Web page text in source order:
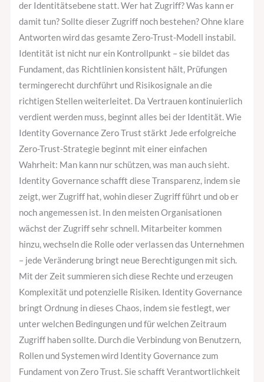
der Identitätsebene statt. Wer hat Zugriff? Was kann er
damit tun? Sollte dieser Zugriff noch bestehen? Ohne klare
Antworten wird das gesamte Zero-Trust-Modell instabil.
Identität ist nicht nur ein Kontrollpunkt – sie bildet das
Fundament, das Richtlinien konsistent hält, Prüfungen
termingerecht durchführt und Risikosignale an die
richtigen Stellen weiterleitet. Da Vertrauen kontinuierlich
verdient werden muss, beginnt alles bei der Identität. Wie
Identity Governance Zero Trust stärkt Jede erfolgreiche
Zero-Trust-Strategie beginnt mit einer einfachen
Wahrheit: Man kann nur schützen, was man auch sieht.
Identity Governance schafft diese Transparenz, indem sie
zeigt, wer Zugriff hat, wohin dieser Zugriff führt und ob er
noch angemessen ist. In den meisten Organisationen
wächst der Zugriff sehr schnell. Mitarbeiter kommen
hinzu, wechseln die Rolle oder verlassen das Unternehmen
– jede Veränderung bringt neue Berechtigungen mit sich.
Mit der Zeit summieren sich diese Rechte und erzeugen
Komplexität und potenzielle Risiken. Identity Governance
bringt Ordnung in dieses Chaos, indem sie festlegt, wer
unter welchen Bedingungen und für welchen Zeitraum
Zugriff haben sollte. Durch die Verbindung von Benutzern,
Rollen und Systemen wird Identity Governance zum
Fundament von Zero Trust. Sie schafft Verantwortlichkeit